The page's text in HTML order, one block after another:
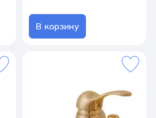
В корзину